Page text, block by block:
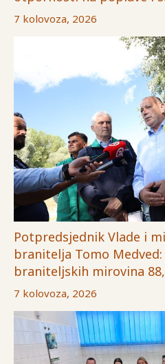
7 kolovoza, 2026
Potpredsjednik Vlade i
branitelja Tomo Medved:
braniteljskih mirovina
7 kolovoza, 2026